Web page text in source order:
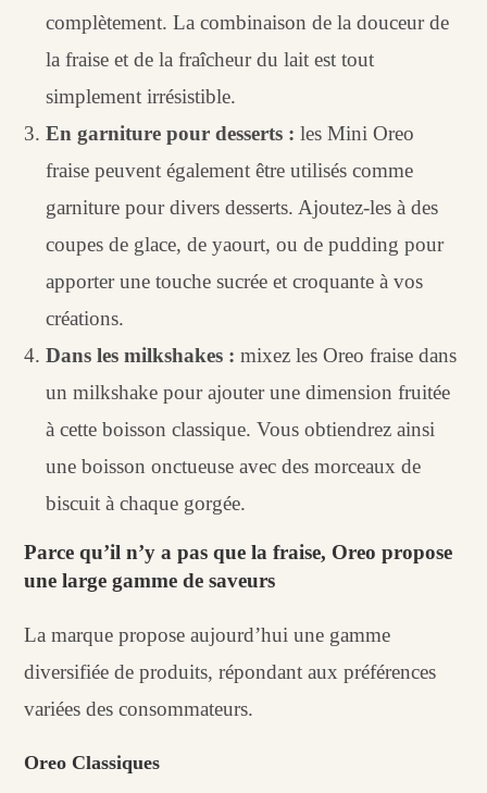
complètement. La combinaison de la douceur de
la fraise et de la fraîcheur du lait est tout
simplement irrésistible.
En garniture pour desserts : les Mini Oreo
fraise peuvent également être utilisés comme
garniture pour divers desserts. Ajoutez-les à des
coupes de glace, de yaourt, ou de pudding pour
apporter une touche sucrée et croquante à vos
créations.
Dans les milkshakes : mixez les Oreo fraise dans
un milkshake pour ajouter une dimension fruitée
à cette boisson classique. Vous obtiendrez ainsi
une boisson onctueuse avec des morceaux de
biscuit à chaque gorgée.
Parce qu’il n’y a pas que la fraise, Oreo propose
une large gamme de saveurs
La marque propose aujourd’hui une gamme
diversifiée de produits, répondant aux préférences
variées des consommateurs.
Oreo Classiques